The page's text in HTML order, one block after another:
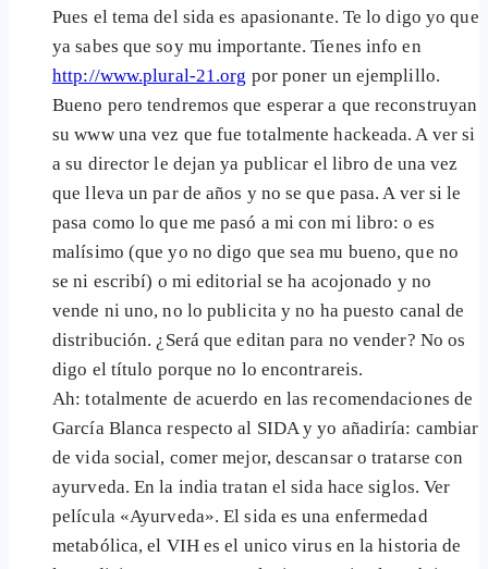
Pues el tema del sida es apasionante. Te lo digo yo que
ya sabes que soy mu importante. Tienes info en
http://www.plural-21.org por poner un ejemplillo.
Bueno pero tendremos que esperar a que reconstruyan
su www una vez que fue totalmente hackeada. A ver si
a su director le dejan ya publicar el libro de una vez
que lleva un par de años y no se que pasa. A ver si le
pasa como lo que me pasó a mi con mi libro: o es
malísimo (que yo no digo que sea mu bueno, que no
se ni escribí) o mi editorial se ha acojonado y no
vende ni uno, no lo publicita y no ha puesto canal de
distribución. ¿Será que editan para no vender? No os
digo el título porque no lo encontrareis.
Ah: totalmente de acuerdo en las recomendaciones de
García Blanca respecto al SIDA y yo añadiría: cambiar
de vida social, comer mejor, descansar o tratarse con
ayurveda. En la india tratan el sida hace siglos. Ver
película «Ayurveda». El sida es una enfermedad
metabólica, el VIH es el unico virus en la historia de